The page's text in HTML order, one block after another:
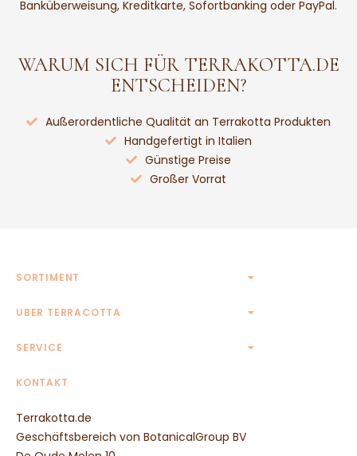
Banküberweisung, Kreditkarte, Sofortbanking oder PayPal.
WARUM SICH FÜR TERRAKOTTA.DE
ENTSCHEIDEN?
Außerordentliche Qualität an Terrakotta Produkten
Handgefertigt in Italien
Günstige Preise
Großer Vorrat
SORTIMENT
Terrakotta Töpfe
Eckige Terrakotta Töpfe
Ovale Terrakotta Töpfe
UBER TERRACOTTA
Kontakt
SERVICE
AGB
Zahlungsmethoden
Transportpreise
KONTAKT
Terrakotta.de
Geschäftsbereich von BotanicalGroup BV